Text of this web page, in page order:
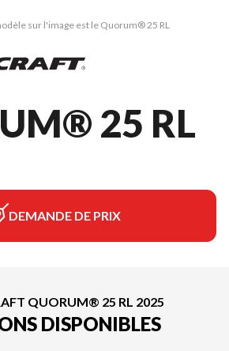
sur l'image est le Quorum® 25 RL
25 RL
DEMANDE DE PRIX
QUORUM® 25 RL 2025
DISPONIBLES